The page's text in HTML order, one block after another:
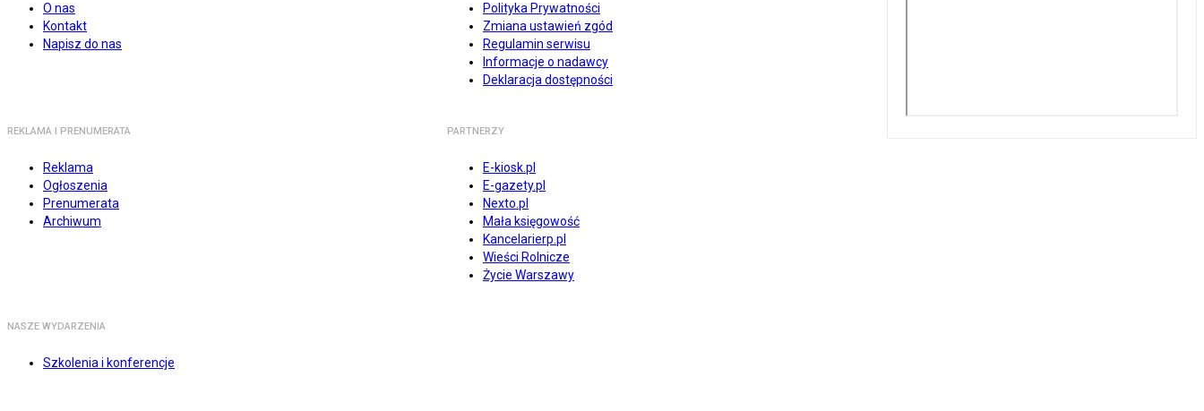
O nas
Kontakt
Napisz do nas
Polityka Prywatności
Zmiana ustawień zgód
Regulamin serwisu
Informacje o nadawcy
Deklaracja dostępności
REKLAMA I PRENUMERATA
Reklama
Ogłoszenia
Prenumerata
Archiwum
PARTNERZY
E-kiosk.pl
E-gazety.pl
Nexto.pl
Mała księgowość
Kancelarierp.pl
Wieści Rolnicze
Życie Warszawy
NASZE WYDARZENIA
Szkolenia i konferencje